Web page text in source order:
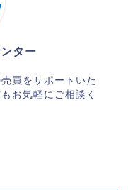
ター
買をサポートいた
お気軽にご相談く